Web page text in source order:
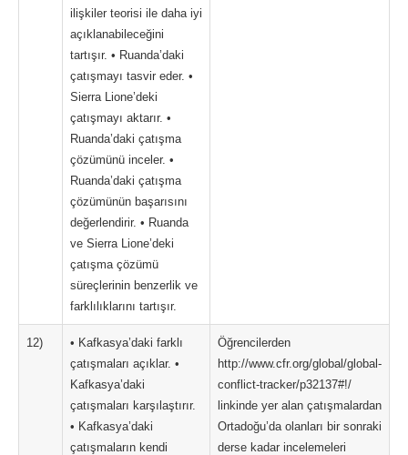
ilişkiler teorisi ile daha iyi
açıklanabileceğini
tartışır. • Ruanda’daki
çatışmayı tasvir eder. •
Sierra Lione’deki
çatışmayı aktarır. •
Ruanda’daki çatışma
çözümünü inceler. •
Ruanda’daki çatışma
çözümünün başarısını
değerlendirir. • Ruanda
ve Sierra Lione’deki
çatışma çözümü
süreçlerinin benzerlik ve
farklılıklarını tartışır.
12)
• Kafkasya’daki farklı
çatışmaları açıklar. •
Kafkasya’daki
çatışmaları karşılaştırır.
• Kafkasya’daki
çatışmaların kendi
Öğrencilerden
http://www.cfr.org/global/global-
conflict-tracker/p32137#!/
linkinde yer alan çatışmalardan
Ortadoğu’da olanları bir sonraki
derse kadar incelemeleri